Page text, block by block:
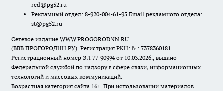
red@pg52.ru
Рекламный отдел: 8-920-004-61-95 Email рекламного отдела:
st@pg52.ru
Сетевое издание WWW.PROGORODNN.RU
(ВВВ.ПРОГОРОДНН.РУ). Регистрация РКН: №: 7378360181.
Регистрационный номер ЭЛ 77-90994 от 10.03.2026., выдано
Федеральной службой по надзору в сфере связи, информационных
технологий и массовых коммуникаций.
Возрастная категория сайта 16+. При использовании материалов